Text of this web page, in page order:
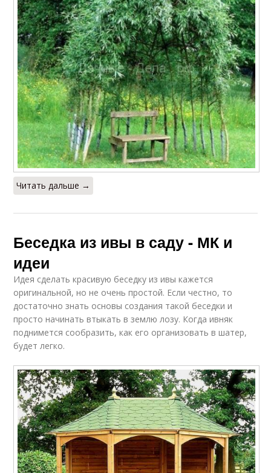
Читать дальше →
Беседка из ивы в саду - МК и
идеи
Идея сделать красивую беседку из ивы кажется
оригинальной, но не очень простой. Если честно, то
достаточно знать основы создания такой беседки и
просто начинать втыкать в землю лозу. Когда ивняк
поднимется сообразить, как его организовать в шатер,
будет легко.